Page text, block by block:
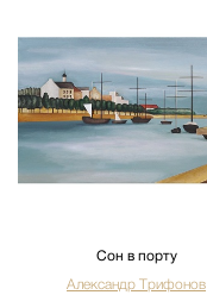
Сон в порту
Александр Трифонов